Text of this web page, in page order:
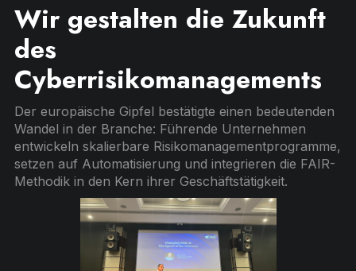
Wir gestalten die Zukunft
des
Cyberrisikomanagements
Der europäische Gipfel bestätigte einen bedeutenden
Wandel in der Branche: Führende Unternehmen
entwickeln skalierbare Risikomanagementprogramme,
setzen auf Automatisierung und integrieren die FAIR-
Methodik in den Kern ihrer Geschäftstätigkeit.